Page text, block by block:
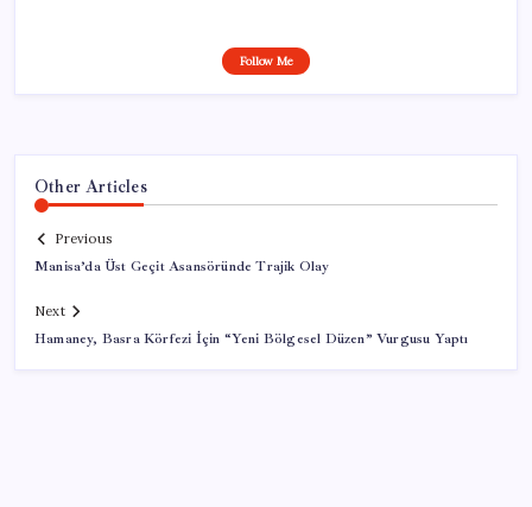
Follow Me
Other Articles
Previous
Manisa’da Üst Geçit Asansöründe Trajik Olay
Next
Hamaney, Basra Körfezi İçin “Yeni Bölgesel Düzen” Vurgusu Yaptı